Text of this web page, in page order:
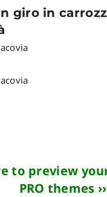
giro in
to preview
PRO themes ››